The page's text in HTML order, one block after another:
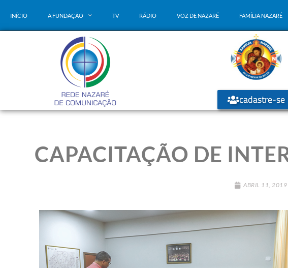
INÍCIO A FUNDAÇÃO TV RÁDIO VOZ DE NAZARÉ FAMÍLIA NAZARÉ
cadastre-se
CAPACITAÇÃO DE
ABRIL 11, 2019